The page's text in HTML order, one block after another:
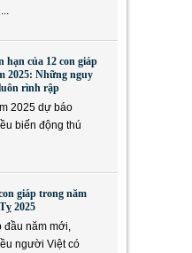
hạn của 12 con giáp
2025: Những nguy
rình rập
2025 dự báo
biến động thú
giáp trong năm
2025
đầu năm mới,
người Việt có